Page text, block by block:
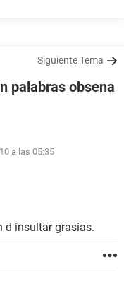
Siguiente Tema
palabras obsena
a las 05:35
d insultar grasias.